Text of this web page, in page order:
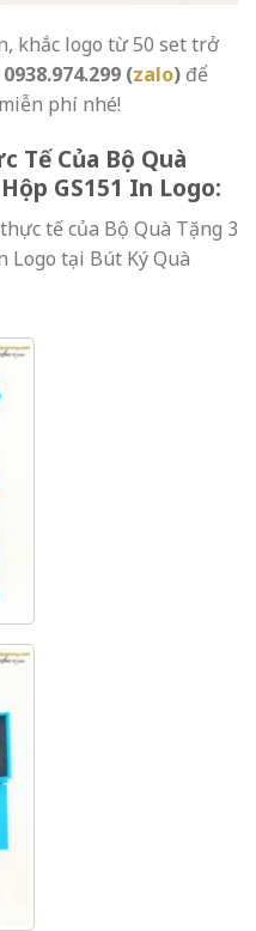
khắc logo từ 50 set trở
0938.974.299 (zalo) để
phí nhé!
Tế Của Bộ Quà
GS151 In Logo:
tế của Bộ Quà Tặng 3
Logo tại Bút Ký Quà